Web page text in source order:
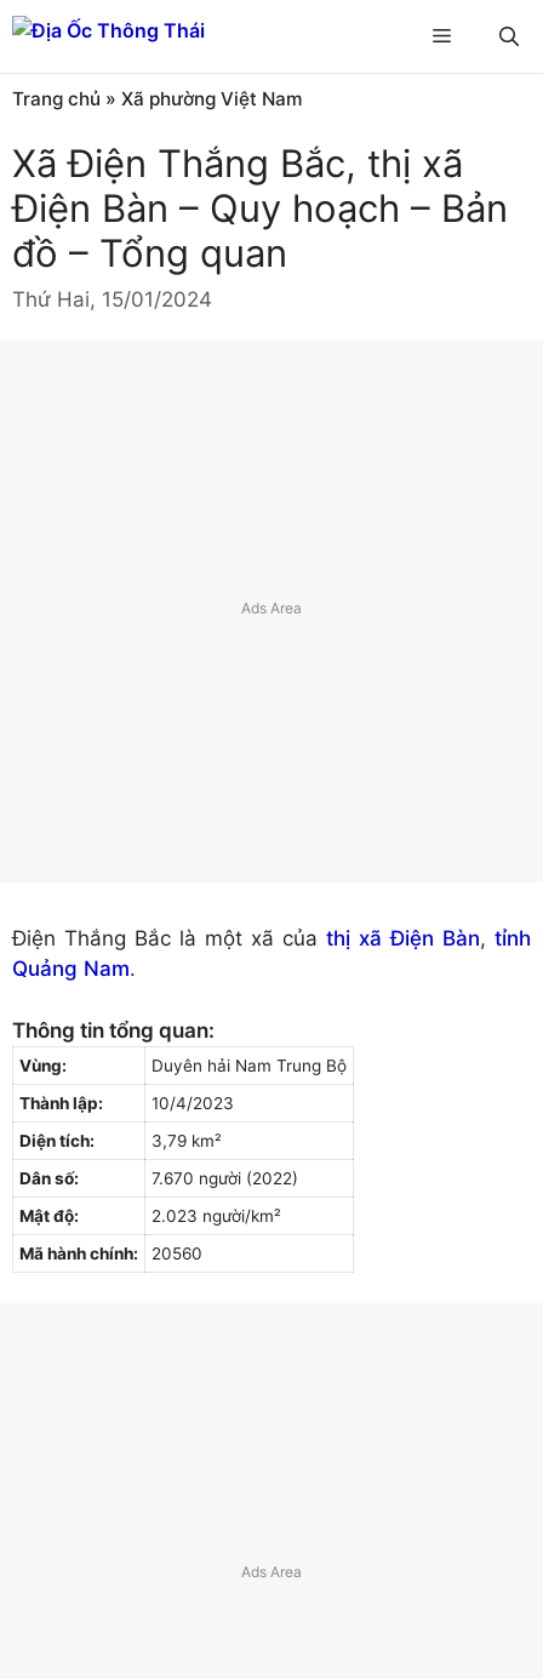
Chuyển
đến
nội
dung
Menu
Trang chủ » Xã phường Việt Nam
Xã Điện Thắng Bắc, thị xã
Điện Bàn – Quy hoạch – Bản
đồ – Tổng quan
Thứ Hai, 15/01/2024
Điện Thắng Bắc là một xã của thị xã Điện Bàn, tỉnh
Quảng Nam.
Thông tin tổng quan:
Vùng:
Duyên hải Nam Trung Bộ
Thành lập:
10/4/2023
Diện tích:
3,79 km²
Dân số:
7.670 người (2022)
Mật độ:
2.023 người/km²
Mã hành chính:
20560